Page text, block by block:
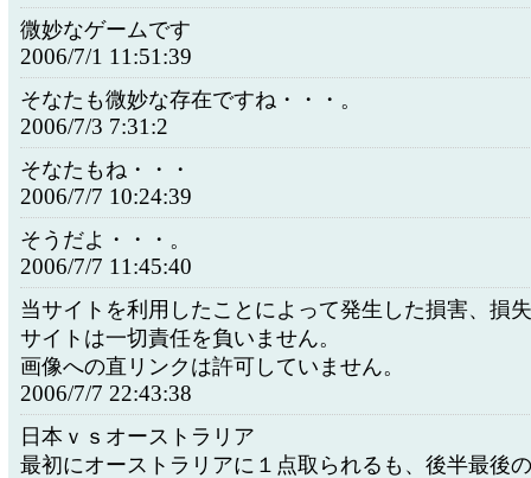
微妙なゲームです
2006/7/1 11:51:39
そなたも微妙な存在ですね・・・。
2006/7/3 7:31:2
そなたもね・・・
2006/7/7 10:24:39
そうだよ・・・。
2006/7/7 11:45:40
当サイトを利用したことによって発生した損害、損
サイトは一切責任を負いません。
画像への直リンクは許可していません。
2006/7/7 22:43:38
日本ｖｓオーストラリア
最初にオーストラリアに１点取られるも、後半最後